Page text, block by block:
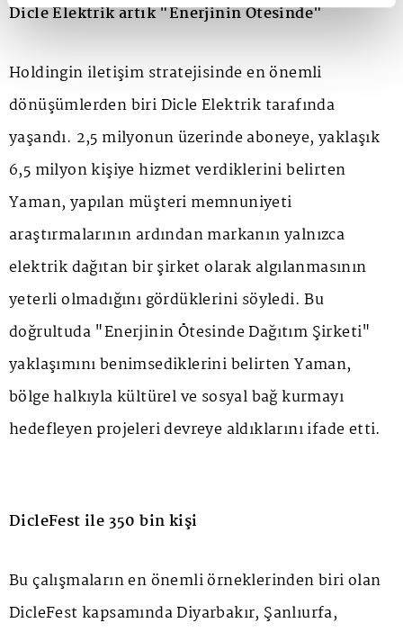
Dicle Elektrik artık "Enerjinin Ötesinde"
Holdingin iletişim stratejisinde en önemli
dönüşümlerden biri Dicle Elektrik tarafında
yaşandı. 2,5 milyonun üzerinde aboneye, yaklaşık
6,5 milyon kişiye hizmet verdiklerini belirten
Yaman, yapılan müşteri memnuniyeti
araştırmalarının ardından markanın yalnızca
elektrik dağıtan bir şirket olarak algılanmasının
yeterli olmadığını gördüklerini söyledi. Bu
doğrultuda "Enerjinin Ötesinde Dağıtım Şirketi"
yaklaşımını benimsediklerini belirten Yaman,
bölge halkıyla kültürel ve sosyal bağ kurmayı
hedefleyen projeleri devreye aldıklarını ifade etti.
DicleFest ile 350 bin kişi
Bu çalışmaların en önemli örneklerinden biri olan
DicleFest kapsamında Diyarbakır, Şanlıurfa,